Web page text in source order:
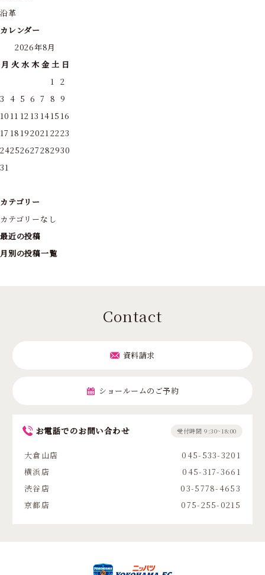
沿革
カレンダー
2026年8月
月 火水 木金 土 日
1 2
3 4 5 6 7 8 9
10 11 12 13 1415 16
17 18 1920212223
24252627282930
31
カテゴリー
カテゴリーなし
最近の投稿
月別の投稿一覧
Contact
資料請求
ショールームのご予約
お電話でのお問い合わせ 受付時間 9:30~18:00
大倉山店
045-533-3201
横浜店
045-317-3661
渋谷店
03-5778-4653
京都店
075-255-0215